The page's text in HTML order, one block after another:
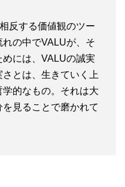
反する価値観のツー
の中でVALUが、そ
には、VALUの誠実
とは、生きていく上
的なもの。それは大
見ることで磨かれて